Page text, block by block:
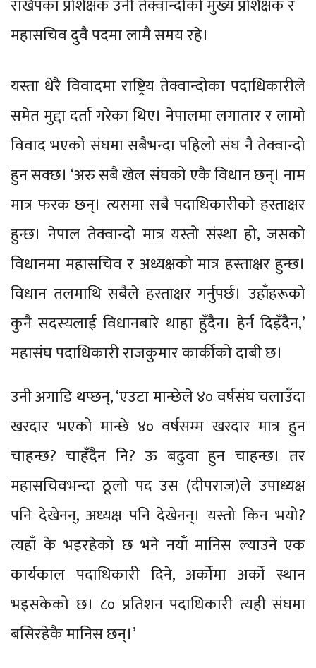
राखेपका प्रशिक्षक उनी तेक्वान्दोको मुख्य प्रशिक्षक र
महासचिव दुवै पदमा लामै समय रहे।
यस्ता धेरै विवादमा राष्ट्रिय तेक्वान्दोका पदाधिकारीले
समेत मुद्दा दर्ता गरेका थिए। नेपालमा लगातार र लामो
विवाद भएको संघमा सबैभन्दा पहिलो संघ नै तेक्वान्दो
हुन सक्छ। ‘अरु सबै खेल संघको एकै विधान छन्। नाम
मात्र फरक छन्। त्यसमा सबै पदाधिकारीको हस्ताक्षर
हुन्छ। नेपाल तेक्वान्दो मात्र यस्तो संस्था हो, जसको
विधानमा महासचिव र अध्यक्षको मात्र हस्ताक्षर हुन्छ।
विधान तलमाथि सबैले हस्ताक्षर गर्नुपर्छ। उहाँहरूको
कुनै सदस्यलाई विधानबारे थाहा हुँदैन। हेर्न दिइँदैन,’
महासंघ पदाधिकारी राजकुमार कार्कीको दाबी छ।
उनी अगाडि थप्छन्, ‘एउटा मान्छेले ४० वर्षसंघ चलाउँदा
खरदार भएको मान्छे ४० वर्षसम्म खरदार मात्र हुन
चाहन्छ? चाहँदैन नि? ऊ बढुवा हुन चाहन्छ। तर
महासचिवभन्दा ठूलो पद उस (दीपराज)ले उपाध्यक्ष
पनि देखेनन्, अध्यक्ष पनि देखेनन्। यस्तो किन भयो?
त्यहाँ के भइरहेको छ भने नयाँ मानिस ल्याउने एक
कार्यकाल पदाधिकारी दिने, अर्कोमा अर्को स्थान
भइसकेको छ। ८० प्रतिशन पदाधिकारी त्यही संघमा
बसिरहेकै मानिस छन्।’